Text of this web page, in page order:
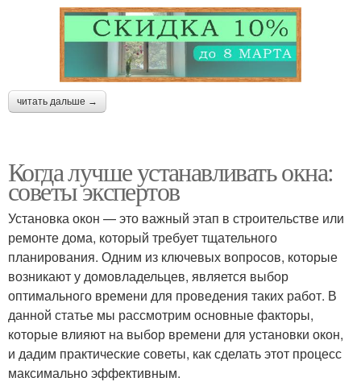
читать дальше →
Когда лучше устанавливать окна:
советы экспертов
Установка окон — это важный этап в строительстве или
ремонте дома, который требует тщательного
планирования. Одним из ключевых вопросов, которые
возникают у домовладельцев, является выбор
оптимального времени для проведения таких работ. В
данной статье мы рассмотрим основные факторы,
которые влияют на выбор времени для установки окон,
и дадим практические советы, как сделать этот процесс
максимально эффективным.